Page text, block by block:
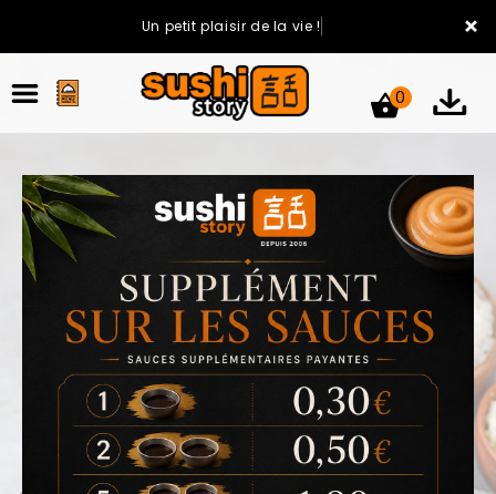
×
Un petit plaisir de la vie !
ACCUEIL
LA CARTE
VOTRE COMPTE
NOTRE RESTAURANT
0